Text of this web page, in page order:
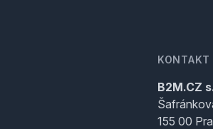
KONTAKT
B2M.CZ
155 00